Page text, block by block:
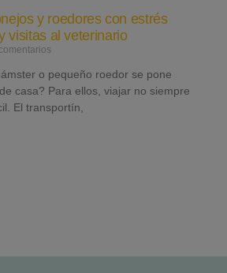
y roedores con estrés
visitas al veterinario
o pequeño roedor se pone
casa? Para ellos, viajar no siempre
El transportín,